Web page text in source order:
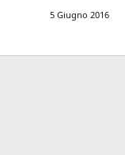
5 Giugno 2016